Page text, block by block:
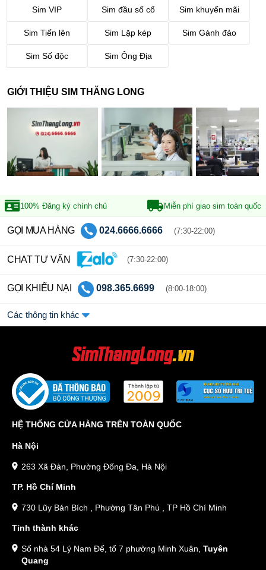
Sim VIP Sim đầu số cổ Sim khuyến mãi
Sim Tiến lên Sim Lặp kép Sim Gánh đảo
Sim Số độc Sim Ông Địa
GIỚI THIỆU SIM THĂNG LONG
100% Đăng ký chính chủ Miễn phí giao sim toàn quốc
GỌI MUA HÀNG 024.6666.6666 (7:30-22:00)
CHAT TƯ VẤN (7:30-22:00)
GỌI KHIẾU NẠI 098.365.6699 (8:00-18:00)
Các thông tin khác
HỆ THỐNG CỬA HÀNG TRÊN TOÀN QUỐC
Hà Nội
263 Xã Đàn, Phường Đống Đa, Hà Nội
TP. Hồ Chí Minh
730 Lũy Bán Bích , Phường Tân Phú , TP Hồ Chí Minh
Tỉnh thành khác
Số nhà 54 Lý Nam Đế, tổ 7 phường Minh Xuân, Tuyên
Quang